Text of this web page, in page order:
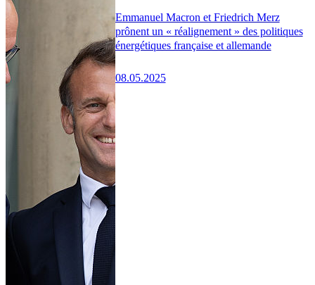
Emmanuel Macron et Friedrich Merz
prônent un « réalignement » des politiques
énergétiques française et allemande
08.05.2025